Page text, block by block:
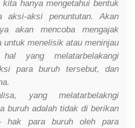
hanya mengetahui bentuk
aksi-aksi penuntutan. Akan
akan mencoba mengajak
untuk menelisik atau meninjau
yang melatarbelakangi
para buruh tersebut, dan
yang melatarbelakngi
buruh adalah tidak di berikan
hak para buruh oleh para